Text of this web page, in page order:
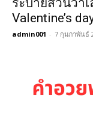
ระบายสีวันวา
Valentine’s
admin001 - 7 กุมภาพันธ์